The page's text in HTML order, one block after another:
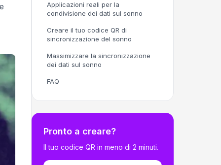
Applicazioni reali per la
condivisione dei dati sul sonno
Creare il tuo codice QR di
sincronizzazione del sonno
Massimizzare la sincronizzazione
dei dati sul sonno
FAQ
Pronto a creare?
Il tuo codice QR in meno di 2 minuti.